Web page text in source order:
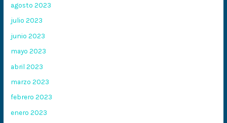
agosto 2023
julio 2023
junio 2023
mayo 2023
abril 2023
marzo 2023
febrero 2023
enero 2023